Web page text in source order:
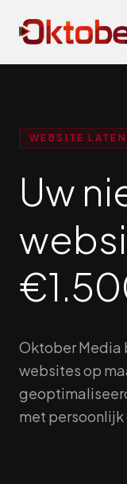
WEBSITE
Uw
Oktober Media
websites op
met